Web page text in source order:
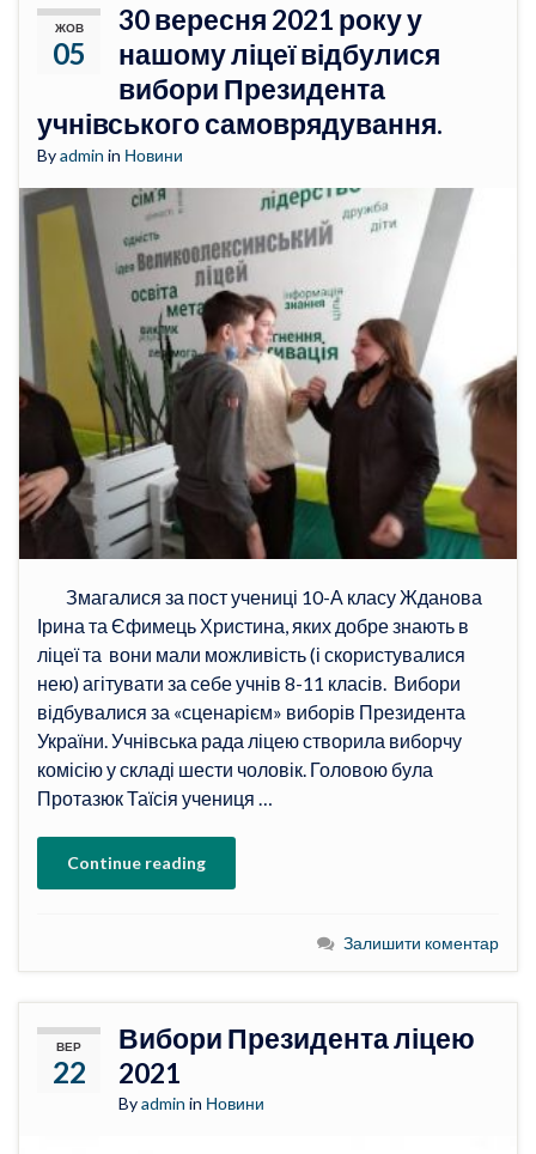
ЖОВ
05
30 вересня 2021 року у
нашому ліцеї відбулися
вибори Президента
учнівського самоврядування.
Byadmin in Новини
Змагалися за пост учениці 10-А класу Жданова
Ірина та Єфимець Христина, яких добре знають в
ліцеї та вони мали можливість (і скористувалися
нею) агітувати за себе учнів 8-11 класів. Вибори
відбувалися за «сценарієм» виборів Президента
України. Учнівська рада ліцею створила виборчу
комісію у складі шести чоловік. Головою була
Протазюк Таїсія учениця …
Continue reading
Залишити коментар
ВЕР
22
Вибори Президента ліцею
2021
Byadmin in Новини